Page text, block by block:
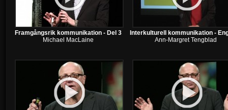
Framgångsrik kommunikation - Del 3
Michael MacLaine
Interkulturell kommunikation -
Ann-Margret Tengblad